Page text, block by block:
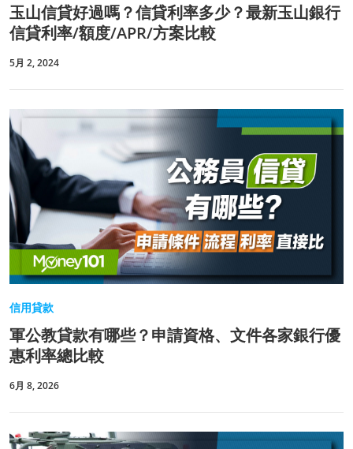
玉山信貸好過嗎？信貸利率多少？最新玉山銀行
信貸利率/額度/APR/方案比較
5月 2, 2024
信用貸款
軍公教貸款有哪些？申請資格、文件各家銀行優
惠利率總比較
6月 8, 2026